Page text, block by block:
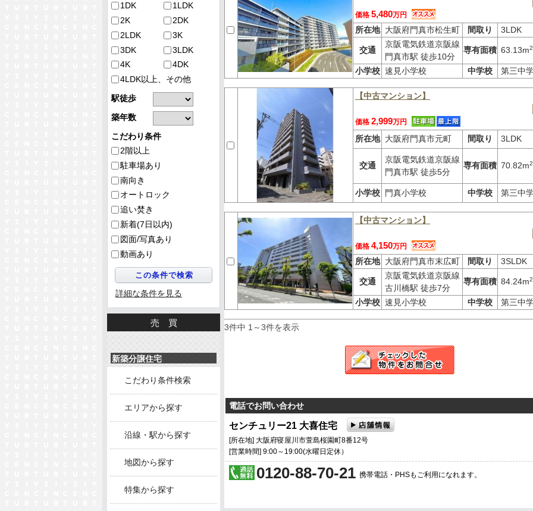
価格 5,480万円
所在地 大阪府門真市松生町 間取り 3LDK
交通
京阪電気鉄道京阪線
門真市駅 徒歩10分
専有面積 63.13m2
小学校 速見小学校 中学校 第三中
【中古マンション】
価格 2,999万円
所在地 大阪府門真市元町 間取り 3LDK
交通
京阪電気鉄道京阪線
門真市駅 徒歩5分
専有面積 70.82m2
小学校 門真小学校 中学校 第三中
【中古マンション】
価格 4,150万円
所在地 大阪府門真市末広町 間取り 3SLDK
交通
京阪電気鉄道京阪線
古川橋駅 徒歩7分
専有面積 84.24m2
小学校 速見小学校 中学校 第三中
3件中 1～3件を表示
電話でお問い合わせ
センチュリー21 大喜住宅
[所在地] 大阪府寝屋川市萱島桜園町8番12号
[営業時間] 9:00～19:00(水曜日定休）
0120-88-70-21 携帯電話・PHSもご利用になれます。
1DK
1LDK
2K
2DK
2LDK
3K
3DK
3LDK
4K
4DK
4LDK以上、その他
駅徒歩
築年数
こだわり条件
2階以上
駐車場あり
南向き
オートロック
追い焚き
新着(7日以内)
図面/写真あり
動画あり
詳細な条件を見る
売買
新築分譲住宅
こだわり条件検索
エリアから探す
沿線・駅から探す
地図から探す
特集から探す